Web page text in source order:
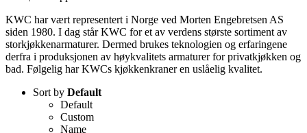
KWC har vært representert i Norge ved Morten Engebretsen AS
siden 1980. I dag står KWC for et av verdens største sortiment av
storkjøkkenarmaturer. Dermed brukes teknologien og erfaringene
derfra i produksjonen av høykvalitets armaturer for privatkjøkken og
bad. Følgelig har KWCs kjøkkenkraner en uslåelig kvalitet.
Sort by Default
Default
Custom
Name